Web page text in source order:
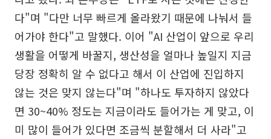
다"며 "다만 너무 빠르게 올라왔기 때문에 나눠서 들
어가야 한다"고 말했다. 이어 "AI 산업이 앞으로 우리
생활을 어떻게 바꿀지, 생산성을 얼마나 높일지 지금
당장 정확히 알 수 없다고 해서 이 산업에 진입하지
않는 것은 맞지 않는다"며 "하나도 투자하지 않았다
면 30~40% 정도는 지금이라도 들어가는 게 맞고, 이
미 많이 들어가 있다면 조금씩 분할해서 더 사라"고